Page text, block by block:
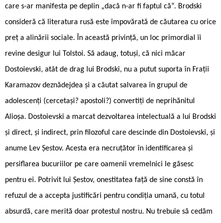
care s-ar manifesta pe deplin „dacă n-ar fi faptul că“. Brodski
consideră că literatura rusă este împovărată de căutarea cu orice
preț a alinării sociale. În această privință, un loc primordial îi
revine desigur lui Tolstoi. Să adaug, totuși, că nici măcar
Dostoievski, atât de drag lui Brodski, nu a putut suporta în Frații
Karamazov deznădejdea și a căutat salvarea în grupul de
adolescenți (cercetași? apostoli?) convertiți de neprihănitul
Alioșa. Dostoievski a marcat dezvoltarea intelectuală a lui Brodski
și direct, și indirect, prin filozoful care descinde din Dostoievski, și
anume Lev Șestov. Acesta era necruțător în identificarea și
persiflarea bucuriilor pe care oamenii vremelnici le găsesc
pentru ei. Potrivit lui Șestov, onestitatea față de sine constă în
refuzul de a accepta justificări pentru condiția umană, cu totul
absurdă, care merită doar protestul nostru. Nu trebuie să cedăm